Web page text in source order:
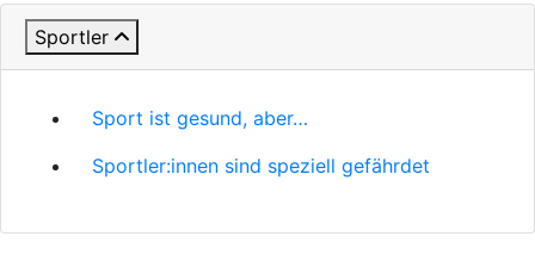
Sportler
Sport ist gesund, aber…
Sportler:innen sind speziell gefährdet